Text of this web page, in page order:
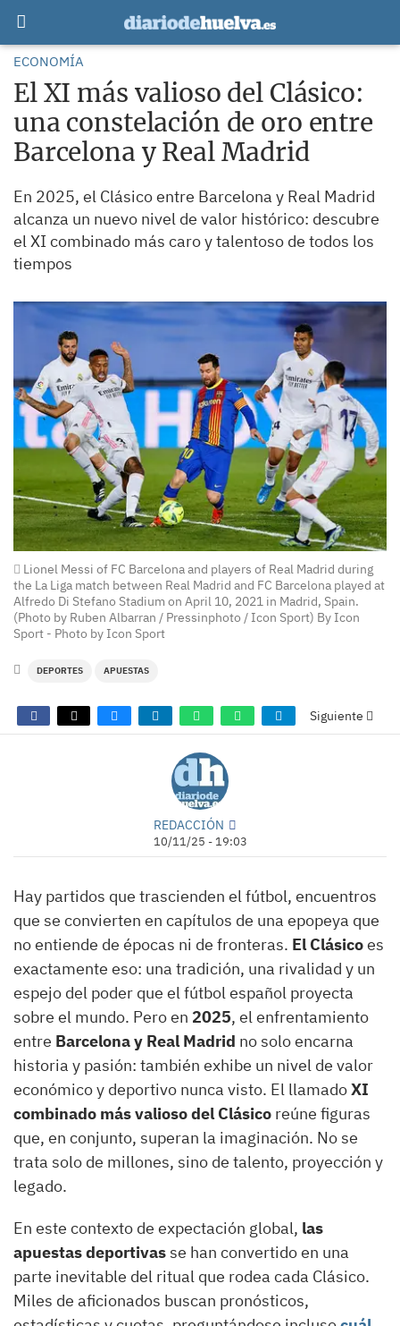
ECONOMÍA
El XI más valioso del Clásico:
una constelación de oro entre
Barcelona y Real Madrid
En 2025, el Clásico entre Barcelona y Real Madrid
alcanza un nuevo nivel de valor histórico: descubre
el XI combinado más caro y talentoso de todos los
tiempos
Lionel Messi of FC Barcelona and players of Real Madrid during
the La Liga match between Real Madrid and FC Barcelona played at
Alfredo Di Stefano Stadium on April 10, 2021 in Madrid, Spain.
(Photo by Ruben Albarran / Pressinphoto / Icon Sport) By Icon
Sport - Photo by Icon Sport
DEPORTES APUESTAS
Siguiente
REDACCIÓN
10/11/25 - 19:03
Hay partidos que trascienden el fútbol, encuentros
que se convierten en capítulos de una epopeya que
no entiende de épocas ni de fronteras. El Clásicoes
exactamente eso: una tradición, una rivalidad y un
espejo del poder que el fútbol español proyecta
sobre el mundo. Pero en 2025, el enfrentamiento
entre Barcelona y Real Madrid no solo encarna
historia y pasión: también exhibe un nivel de valor
económico y deportivo nunca visto. El llamadoXI
combinado más valioso del Clásico reúne figuras
que, en conjunto, superan la imaginación. No se
trata solo de millones, sino de talento, proyección y
legado.
En este contexto de expectación global, las
apuestas deportivasse han convertido en una
parte inevitable del ritual que rodea cada Clásico.
Miles de aficionados buscan pronósticos,